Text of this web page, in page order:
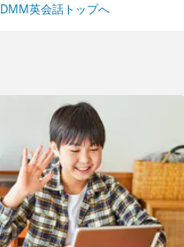
DMM英会話トップへ